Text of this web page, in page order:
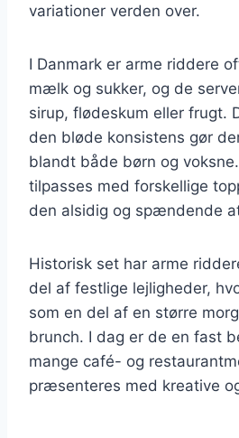
variationer verden over.
I Danmark er arme riddere
mælk og sukker, og de
sirup, flødeskum eller frugt.
den bløde konsistens gør
blandt både børn og
tilpasses med forskellige
den alsidig og spændende
Historisk set har arme
del af festlige lejligheder,
som en del af en større
brunch. I dag er de en fast
mange café- og
præsenteres med kreative